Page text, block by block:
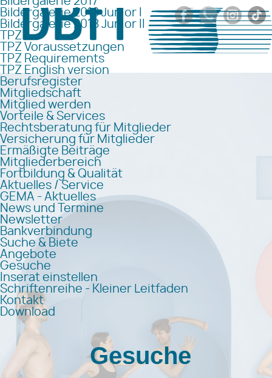
Bildergalerie 2018 Junior I
Bildergalerie 2018 Junior II
TPZ
TPZ Voraussetzungen
TPZ Requirements
TPZ English version
Berufsregister
Mitgliedschaft
Mitglied werden
Vorteile & Services
Rechtsberatung für Mitglieder
Versicherung für Mitglieder
Ermäßigte Beiträge
Mitgliederbereich
Fortbildung & Qualität
Aktuelles / Service
GEMA - Aktuelles
News und Termine
Newsletter
Bankverbindung
Suche & Biete
Angebote
Gesuche
Inserat einstellen
Schriftenreihe - Kleiner Leitfaden
Kontakt
Download
Gesuche